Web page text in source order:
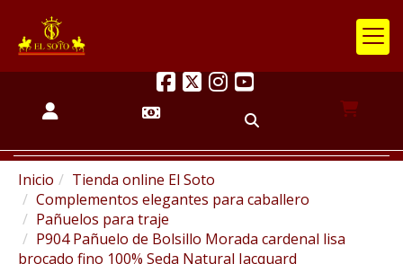
Inicio
Tienda online El Soto
Complementos elegantes para caballero
Pañuelos para traje
P904 Pañuelo de Bolsillo Morada cardenal lisa
brocado fino 100% Seda Natural Jacquard